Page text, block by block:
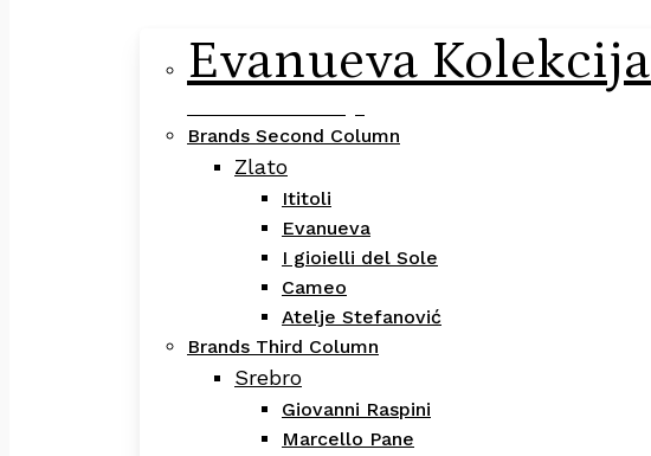
Evanueva Kolekcija
Brands Second Column
Zlato
Ititoli
Evanueva
I gioielli del Sole
Cameo
Atelje Stefanović
Brands Third Column
Srebro
Giovanni Raspini
Marcello Pane